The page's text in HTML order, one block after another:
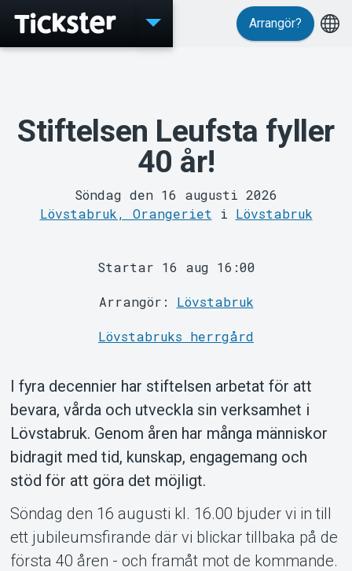
Support
Om Tickster
Arrangör?
Stiftelsen Leufsta fyller
40 år!
Söndag den 16 augusti 2026
Lövstabruk, Orangeriet i Lövstabruk
Startar 16 aug 16:00
Arrangör: Lövstabruk
Lövstabruks herrgård
I fyra decennier har stiftelsen arbetat för att
bevara, vårda och utveckla sin verksamhet i
Lövstabruk. Genom åren har många människor
bidragit med tid, kunskap, engagemang och
stöd för att göra det möjligt.
Söndag den 16 augusti kl. 16.00 bjuder vi in till
ett jubileumsfirande där vi blickar tillbaka på de
första 40 åren - och framåt mot de kommande.